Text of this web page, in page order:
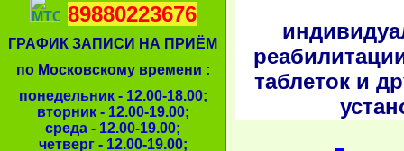
89880223676
ГРАФИК ЗАПИСИ НА ПРИЁМ
по Московскому времени :
понедельник - 12.00-18.00;
вторник - 12.00-19.00;
среда - 12.00-19.00;
четверг - 12.00-19.00;
таблеток и